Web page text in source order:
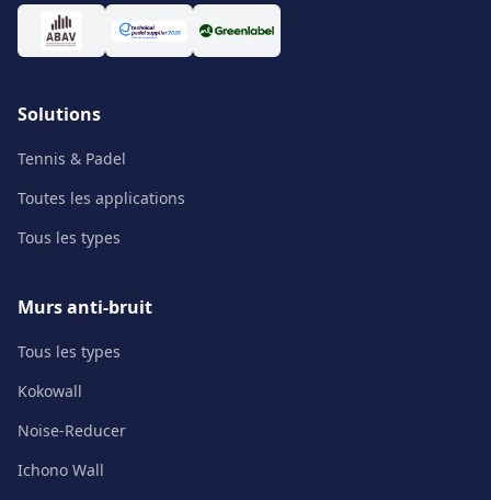
Solutions
Tennis & Padel
Toutes les applications
Tous les types
Murs anti-bruit
Tous les types
Kokowall
Noise-Reducer
Ichono Wall